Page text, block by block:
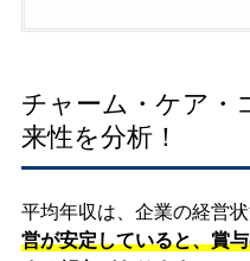
チャーム・ケア・
来性を分析！
平均年収は、企業の経営
営が安定していると、賞